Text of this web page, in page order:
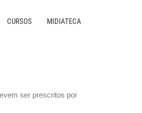
CURSOS MIDIATECA
ser prescritos por